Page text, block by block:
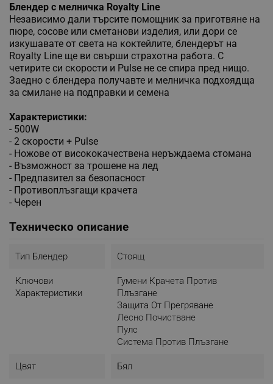
Блендер с мелничка Royalty Line
Независимо дали търсите помощник за приготвяне на
пюре, сосове или сметанови изделия, или дори се
изкушавате от света на коктейлите, блендерът на
Royalty Line ще ви свърши страхотна работа. С
четирите си скорости и Pulse не се спира пред нищо.
Заедно с блендера получавте и мелничка подхоядща
за смилане на подправки и семена
Характеристики:
- 500W
- 2 скорости + Pulse
- Ножове от висококачествена неръждаема стомана
- Възможност за трошене на лед
- Предпазител за безопасност
- Противоплъзгащи крачета
- Черен
Техническо описание
Тип Блендер Стоящ
Ключови
Характеристики
Гумени Крачета Против
Плъзгане
Защита От Прегряване
Лесно Почистване
Пулс
Система Против Плъзгане
Цвят Бял